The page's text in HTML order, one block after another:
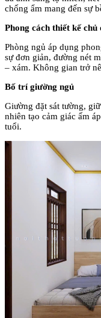
chống ẩm mang đến sự
Phong cách thiết kế chủ
Phòng ngủ áp dụng
sựđơn giản, đường nét m
– xám. Không gian trở n
Bố trí giường ngủ
Giường đặt sát tường,
nhiên tạo cảm giác ấm
tuổi.